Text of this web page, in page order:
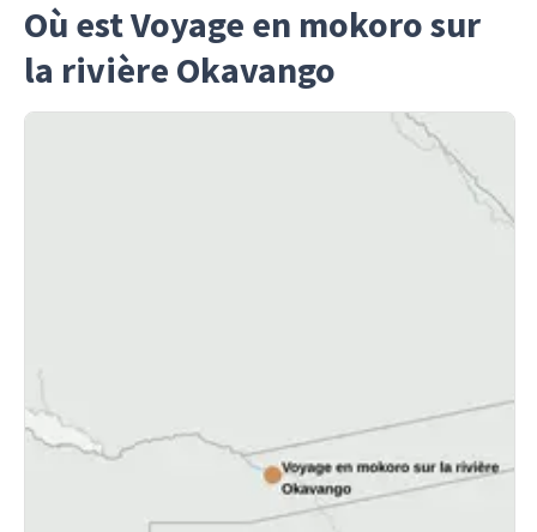
Où est Voyage en mokoro sur
la rivière Okavango